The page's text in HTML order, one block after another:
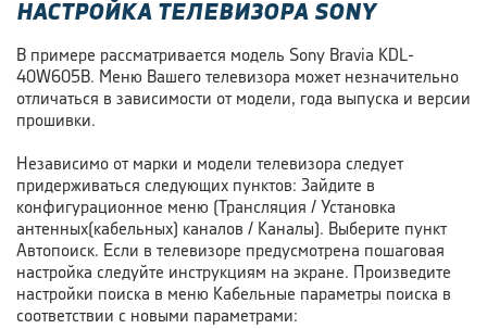
НАСТРОЙКА ТЕЛЕВИЗОРА SONY
В примере рассматривается модель Sony Bravia KDL-
40W605B. Меню Вашего телевизора может незначительно
отличаться в зависимости от модели, года выпуска и версии
прошивки.
Независимо от марки и модели телевизора следует
придерживаться следующих пунктов: Зайдите в
конфигурационное меню (Трансляция / Установка
антенных(кабельных) каналов / Каналы). Выберите пункт
Автопоиск. Если в телевизоре предусмотрена пошаговая
настройка следуйте инструкциям на экране. Произведите
настройки поиска в меню Кабельные параметры поиска в
соответствии с новыми параметрами: